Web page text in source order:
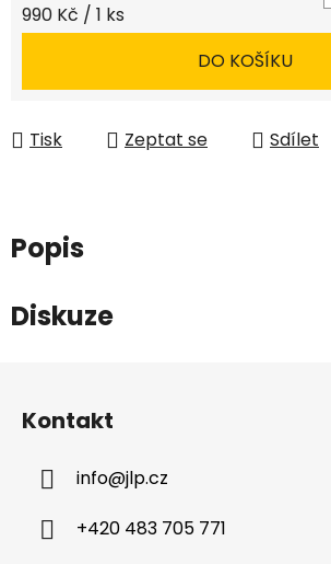
Měrná cena:
990 Kč / 1 ks
DO KOŠÍKU
Tisk Zeptat se Sdílet
Popis
Diskuze
Kontakt
info@jlp.cz
+420 483 705 771